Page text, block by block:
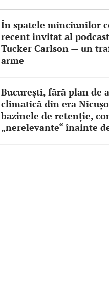
În spatele minciunilor
recent invitat al
Tucker Carlson — un
arme
București, fără plan de
climatică din era
bazinele de retenție,
„nerelevante“ înainte